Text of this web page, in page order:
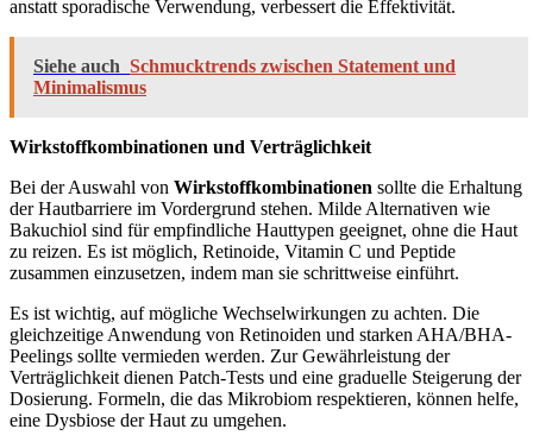
anstatt sporadische Verwendung, verbessert die Effektivität.
Siehe auch Schmucktrends zwischen Statement und
Minimalismus
Wirkstoffkombinationen und Verträglichkeit
Bei der Auswahl von Wirkstoffkombinationen sollte die Erhaltung
der Hautbarriere im Vordergrund stehen. Milde Alternativen wie
Bakuchiol sind für empfindliche Hauttypen geeignet, ohne die Haut
zu reizen. Es ist möglich, Retinoide, Vitamin C und Peptide
zusammen einzusetzen, indem man sie schrittweise einführt.
Es ist wichtig, auf mögliche Wechselwirkungen zu achten. Die
gleichzeitige Anwendung von Retinoiden und starken AHA/BHA-
Peelings sollte vermieden werden. Zur Gewährleistung der
Verträglichkeit dienen Patch-Tests und eine graduelle Steigerung der
Dosierung. Formeln, die das Mikrobiom respektieren, können helfe,
eine Dysbiose der Haut zu umgehen.